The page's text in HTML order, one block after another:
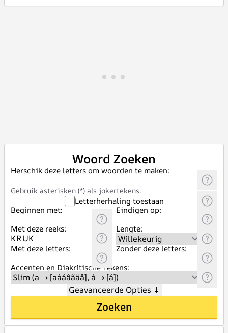
Woord Zoeken
Herschik deze letters om woorden te maken:
Gebruik asterisken (*) als jokertekens.
Letterherhaling toestaan
Beginnen met:
Eindigen op:
Met deze reeks:
Lengte:
Met deze letters:
Zonder deze letters:
Accenten en Diakritische Tekens:
Geavanceerde Opties ↓
Zoeken